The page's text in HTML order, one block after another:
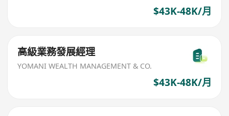
$43K-48K/月
高級業務發展經理
YOMANI WEALTH MANAGEMENT & CO.
$43K-48K/月